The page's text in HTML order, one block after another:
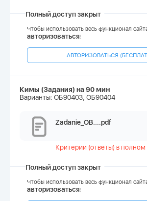
Полный доступ закрыт
Чтобы использовать весь функционал
авторизоваться!
АВТОРИЗОВАТЬСЯ
Кимы (Задания) на 90 мин
Варианты: ОБ90403, ОБ90404
Zadanie_OB....pdf
Критерии (ответы) в полном
Полный доступ закрыт
Чтобы использовать весь функционал
авторизоваться!